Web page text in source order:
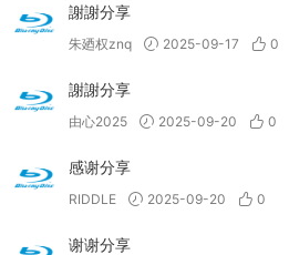
謝謝分享
朱廼权znq 2025-09-17 0
謝謝分享
由心2025 2025-09-20 0
感谢分享
RIDDLE 2025-09-20 0
谢谢分享